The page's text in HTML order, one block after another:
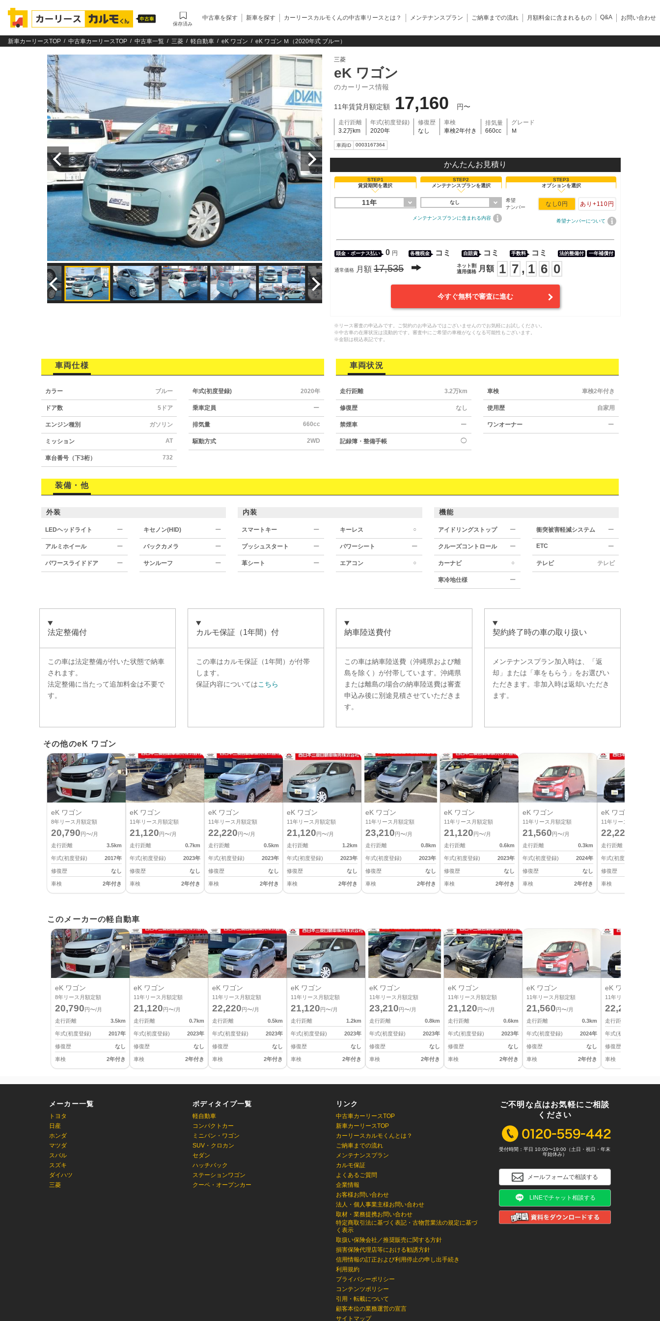
保存済み
中古車を探す 新車を探す カーリースカルモくんの中古車リースとは？ メンテナンスプラン ご納車までの流れ 月額料金に含まれるもの Q&A お問い合わせ
新車カーリースTOP 中古車カーリースTOP 中古車一覧 三菱 軽自動車 eK ワゴン eK ワゴン Ｍ（2020年式 ブルー）
三菱
eK ワゴン
のカーリース情報
11年賃貸月額定額 17,160 円〜
走行距離
3.2万km
年式(初度登録)
2020年
修復歴
なし
車検
車検2年付き
排気量
660cc
グレード
Ｍ
車両ID 0003167364
かんたんお見積り
STEP1
賃貸期間を選択
11年
STEP2
メンテナンスプランを選択
なし
メンテナンスプランに含まれる内容
STEP3
オプションを選択
希望
ナンバー
なし0円 あり +110円
希望ナンバーについて
頭金・ボーナス払い 0 円 各種税金 コミ 自賠責 コミ 手数料 コミ 法的整備付 一年補償付
通常価格 月額 17,535
ネット割
適用価格
月額 1 7 , 1 6 0
今すぐ無料で審査に進む
※リース審査の申込みです。ご契約のお申込みではございませんのでお気軽にお試しください。
※中古車の在庫状況は流動的です。審査中にご希望の車種がなくなる可能性もございます。
※金額は税込表記です。
車両仕様
カラー ブルー 年式(初度登録) 2020年
ドア数 5ドア 乗車定員 ー
エンジン種別 ガソリン 排気量 660cc
ミッション AT 駆動方式 2WD
車台番号（下3桁） 732
車両状況
走行距離 3.2万km 車検 車検2年付き
修復歴 なし 使用歴 自家用
禁煙車 ー ワンオーナー ー
記録簿・整備手帳 ◯
装備・他
外装
LEDヘッドライト ー キセノン(HID) ー
アルミホイール ー バックカメラ ー
パワースライドドア ー サンルーフ ー
内装
スマートキー ー キーレス ○
プッシュスタート ー パワーシート ー
革シート ー エアコン ○
機能
アイドリングストップ ー 衝突被害軽減システム ー
クルーズコントロール ー ETC ー
カーナビ ○ テレビ テレビ
寒冷地仕様 ー
法定整備付
この車は法定整備が付いた状態で納車
されます。
法定整備に当たって追加料金は不要で
す。
カルモ保証（1年間）付
この車はカルモ保証（1年間） が付帯
します。
保証内容についてはこちら
納車陸送費付
この車は納車陸送費（沖縄県および離
島を除く）が付帯しています。沖縄県
または離島の場合の納車陸送費は審査
申込み後に別途見積させていただきま
す。
契約終了時の車の取り扱い
メンテナンスプラン加入時は、「返
却」または「車をもらう」をお選びい
ただきます。非加入時は返却いただき
ます。
その他のeK ワゴン
eK ワゴン
8年リース月額定額
20,790 円〜/月
走行距離
3.5km
年式(初度登録) 2017年
修復歴 なし
車検 2年付き
eK ワゴン
11年リース月額定額
21,120 円〜/月
走行距離
0.7km
年式(初度登録) 2023年
修復歴 なし
車検 2年付き
eK ワゴン
11年リース月額定額
22,220 円〜/月
走行距離
0.5km
年式(初度登録) 2023年
修復歴 なし
車検 2年付き
eK ワゴン
11年リース月額定額
21,120 円〜/月
走行距離
1.2km
年式(初度登録) 2023年
修復歴 なし
車検 2年付き
eK ワゴン
11年リース月額定額
23,210 円〜/月
走行距離
0.8km
年式(初度登録) 2023年
修復歴 なし
車検 2年付き
eK ワゴン
11年リース月額定額
21,120 円〜/月
走行距離
0.6km
年式(初度登録) 2023年
修復歴 なし
車検 2年付き
eK ワゴン
11年リース月額定額
21,560 円〜/月
走行距離
0.3km
年式(初度登録) 2024年
修復歴 なし
車検 2年付き
eK ワゴン
11年リース月額定額
22,220
走行距離
年式(初度登録)
修復歴
車検
このメーカーの軽自動車
eK ワゴン
8年リース月額定額
20,790 円〜/月
走行距離
3.5km
年式(初度登録) 2017年
修復歴 なし
車検 2年付き
eK ワゴン
11年リース月額定額
21,120 円〜/月
走行距離
0.7km
年式(初度登録) 2023年
修復歴 なし
車検 2年付き
eK ワゴン
11年リース月額定額
22,220 円〜/月
走行距離
0.5km
年式(初度登録) 2023年
修復歴 なし
車検 2年付き
eK ワゴン
11年リース月額定額
21,120 円〜/月
走行距離
1.2km
年式(初度登録) 2023年
修復歴 なし
車検 2年付き
eK ワゴン
11年リース月額定額
23,210 円〜/月
走行距離
0.8km
年式(初度登録) 2023年
修復歴 なし
車検 2年付き
eK ワゴン
11年リース月額定額
21,120 円〜/月
走行距離
0.6km
年式(初度登録) 2023年
修復歴 なし
車検 2年付き
eK ワゴン
11年リース月額定額
21,560 円〜/月
走行距離
0.3km
年式(初度登録) 2024年
修復歴 なし
車検 2年付き
eK ワゴン
11年リース月額定額
22,220
走行距離
年式(初度登録)
修復歴
車検
メーカー一覧
トヨタ
日産
ホンダ
マツダ
スバル
スズキ
ダイハツ
三菱
ボディタイプ一覧
軽自動車
コンパクトカー
ミニバン・ワゴン
SUV・クロカン
セダン
ハッチバック
ステーションワゴン
クーペ・オープンカー
リンク
中古車カーリースTOP
新車カーリースTOP
カーリースカルモくんとは？
ご納車までの流れ
メンテナンスプラン
カルモ保証
よくあるご質問
企業情報
お客様お問い合わせ
法人・個人事業主様お問い合わせ
取材・業務提携お問い合わせ
特定商取引法に基づく表記・古物営業法の規定に基づ
く表示
取扱い保険会社／推奨販売に関する方針
損害保険代理店等における勧誘方針
信用情報の訂正および利用停止の申し出手続き
利用規約
プライバシーポリシー
コンテンツポリシー
引用・転載について
顧客本位の業務運営の宣言
サイトマップ
ご不明な点はお気軽にご相談
ください
受付時間：平日 10:00〜19:00（土日・祝日・年末
年始休み）
メールフォームで相談する
LINEでチャット相談する